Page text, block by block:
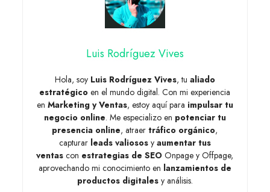
Luis Rodríguez Vives
Hola, soy Luis Rodríguez Vives, tu aliado
estratégico en el mundo digital. Con mi experiencia
en Marketing y Ventas, estoy aquí para impulsar tu
negocio online. Me especializo en potenciar tu
presencia online, atraertráfico orgánico,
capturar leads valiososy aumentar tus
ventas con estrategias de SEO Onpage y Offpage,
aprovechando mi conocimiento en lanzamientos de
productos digitalesy análisis.